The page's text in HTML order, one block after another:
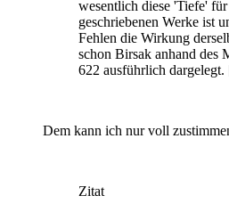
wesentlich diese 'Tiefe'
geschriebenen Werke ist
Fehlen die Wirkung
schon Birsak anhand des
622 ausführlich dargelegt.
Dem kann ich nur voll
Zitat